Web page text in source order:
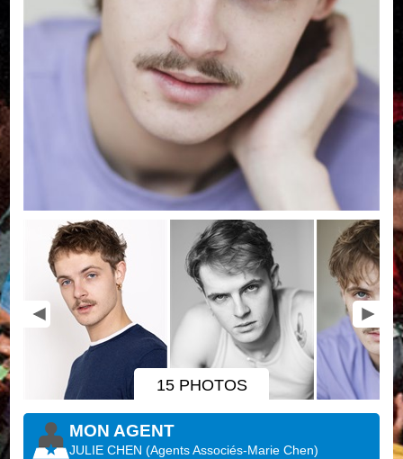
15 PHOTOS
MON AGENT
JULIE CHEN (Agents Associés-Marie Chen)